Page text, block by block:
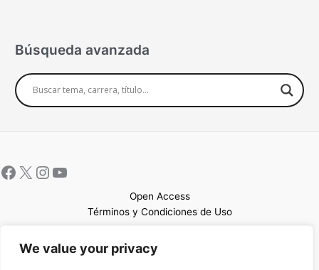
We value your privacy
Búsqueda avanzada
Open Access
Términos y Condiciones de Uso